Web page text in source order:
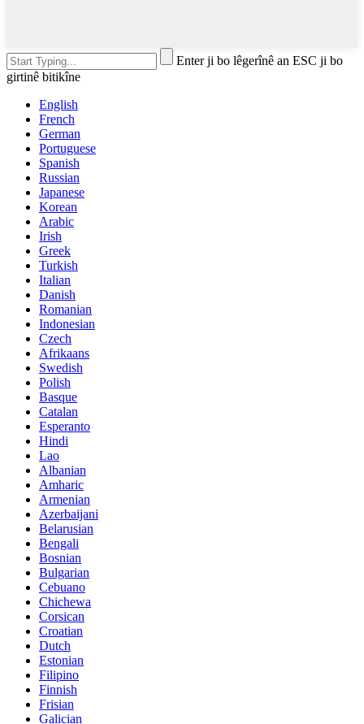
Enter ji bo lêgerînê an ESC ji bo
girtinê bitikîne
English
French
German
Portuguese
Spanish
Russian
Japanese
Korean
Arabic
Irish
Greek
Turkish
Italian
Danish
Romanian
Indonesian
Czech
Afrikaans
Swedish
Polish
Basque
Catalan
Esperanto
Hindi
Lao
Albanian
Amharic
Armenian
Azerbaijani
Belarusian
Bengali
Bosnian
Bulgarian
Cebuano
Chichewa
Corsican
Croatian
Dutch
Estonian
Filipino
Finnish
Frisian
Galician